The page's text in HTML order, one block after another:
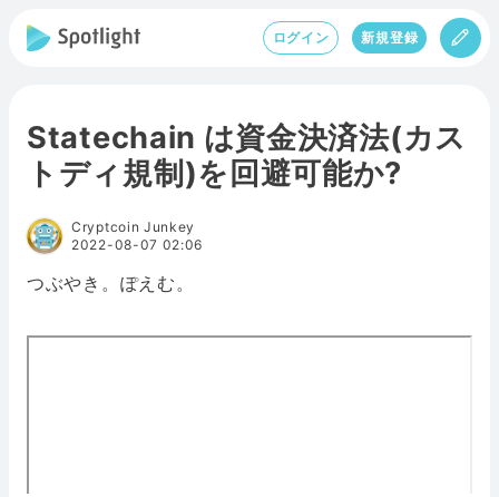
ログイン 新規登録
Statechain は資金決済法(カス
トディ規制)を回避可能か?
Cryptcoin Junkey
2022-08-07 02:06
つぶやき。ぽえむ。